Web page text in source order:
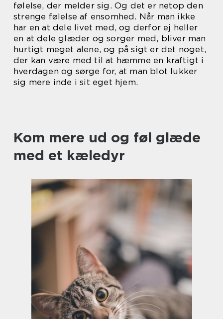
følelse, der melder sig. Og det er netop den
strenge følelse af ensomhed. Når man ikke
har en at dele livet med, og derfor ej heller
en at dele glæder og sorger med, bliver man
hurtigt meget alene, og på sigt er det noget,
der kan være med til at hæmme en kraftigt i
hverdagen og sørge for, at man blot lukker
sig mere inde i sit eget hjem.
Kom mere ud og føl glæde
med et kæledyr